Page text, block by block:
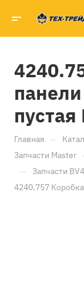
пустая
Главная —
Запчасти Master
— Запчасти
4240.757